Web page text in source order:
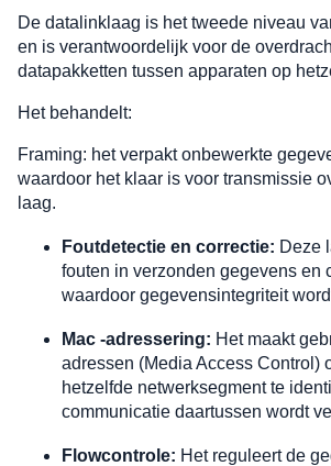
De datalinklaag is het tweede niveau
en is verantwoordelijk voor de
datapakketten tussen apparaten op
Het behandelt:
Framing: het verpakt onbewerkte
waardoor het klaar is voor transmissie
laag.
Foutdetectie en correctie: Deze
fouten in verzonden gegevens en
waardoor gegevensintegriteit
Mac -adressering: Het maakt
adressen (Media Access Control)
hetzelfde netwerksegment te
communicatie daartussen wordt
Flowcontrole: Het reguleert de